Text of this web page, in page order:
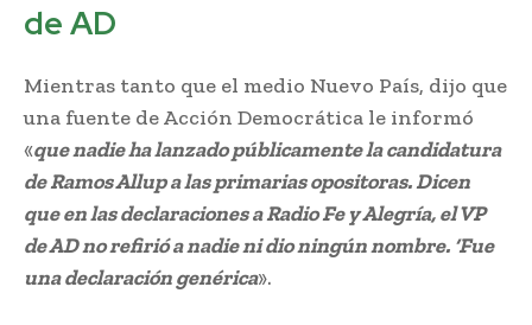
de AD
Mientras tanto que el medio Nuevo País, dijo que
una fuente de Acción Democrática le informó
«que nadie ha lanzado públicamente la candidatura
de Ramos Allup a las primarias opositoras. Dicen
que en las declaraciones a Radio Fe y Alegría, el VP
de AD no refirió a nadie ni dio ningún nombre. ‘Fue
una declaración genérica».